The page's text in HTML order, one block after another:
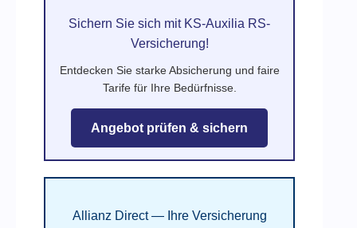
Sichern Sie sich mit KS-Auxilia RS-
Versicherung!
Entdecken Sie starke Absicherung und faire
Tarife für Ihre Bedürfnisse.
Angebot prüfen & sichern
Allianz Direct — Ihre Versicherung